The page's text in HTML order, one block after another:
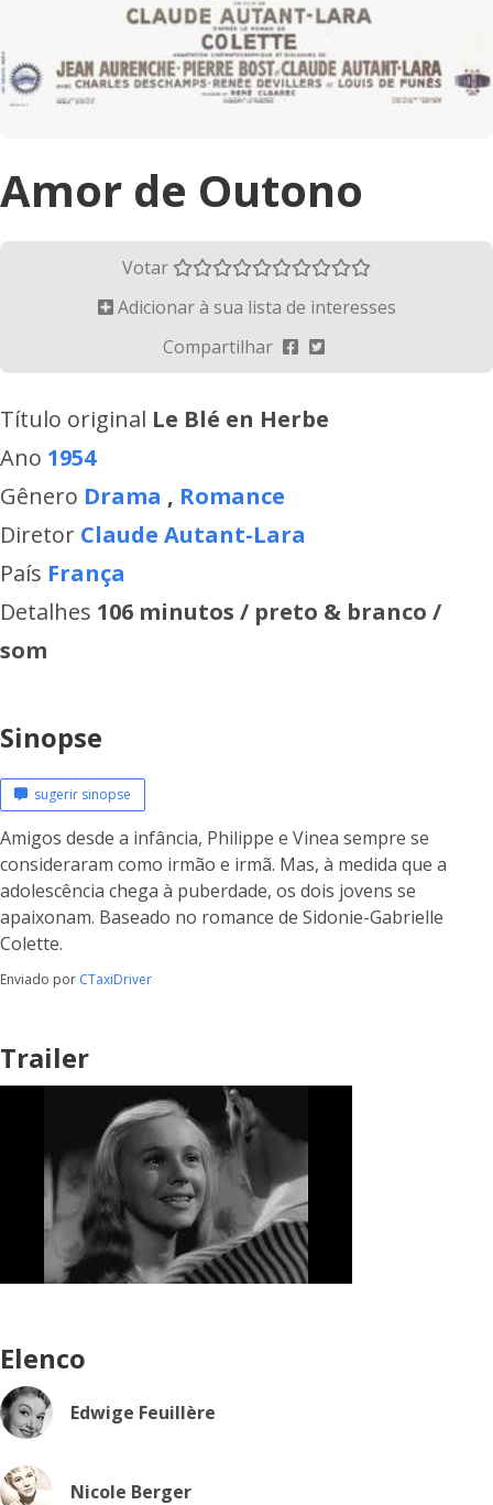
Amor de Outono
Votar
Adicionar à sua lista de interesses
Compartilhar
Título original Le Blé en Herbe
Ano 1954
Gênero Drama , Romance
Diretor Claude Autant-Lara
País França
Detalhes 106 minutos / preto & branco /
som
Sinopse
sugerir sinopse
Amigos desde a infância, Philippe e Vinea sempre se
consideraram como irmão e irmã. Mas, à medida que a
adolescência chega à puberdade, os dois jovens se
apaixonam. Baseado no romance de Sidonie-Gabrielle
Colette.
Enviado por CTaxiDriver
Trailer
Elenco
Edwige Feuillère
Nicole Berger